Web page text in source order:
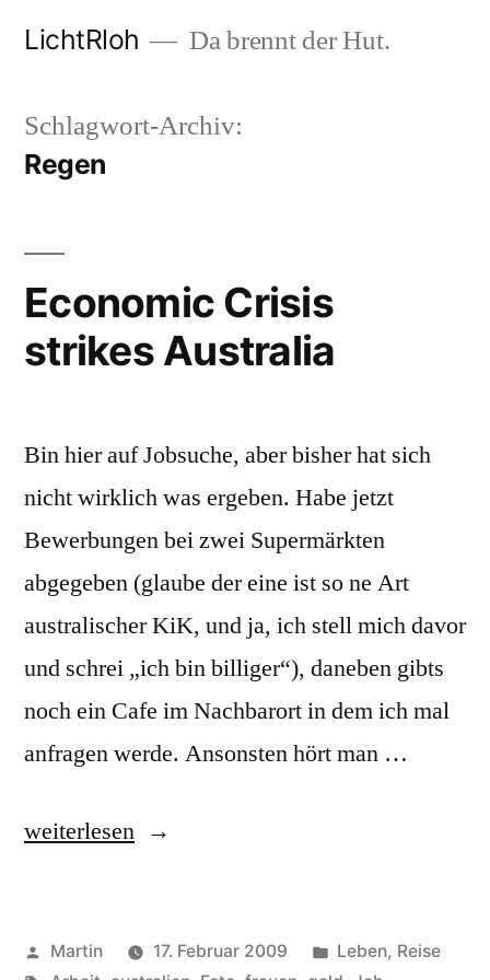
LichtRloh Da brennt der Hut.
Schlagwort-Archiv:
Regen
Economic Crisis
strikes Australia
Bin hier auf Jobsuche, aber bisher hat sich
nicht wirklich was ergeben. Habe jetzt
Bewerbungen bei zwei Supermärkten
abgegeben (glaube der eine ist so ne Art
australischer KiK, und ja, ich stell mich davor
und schrei „ich bin billiger“), daneben gibts
noch ein Cafe im Nachbarort in dem ich mal
anfragen werde. Ansonsten hört man …
„Economic
Australia“
weiterlesen
Veröffentlicht
Martin 17. Februar 2009
Veröffentlicht
Leben, Reise